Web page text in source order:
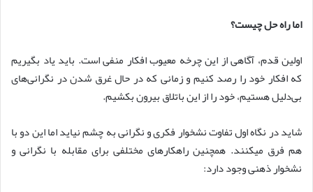
اما راه حل چیست؟
اولین قدم، آگاهی از این چرخه معیوب افکار منفی است. باید یاد بگیریم
که افکار خود را رصد کنیم و زمانی که در حال غرق شدن در نگرانی‌های
بی‌دلیل هستیم، خود را از این باتلاق بیرون بکشیم.
شاید در نگاه اول تفاوت نشخوار فکری و نگرانی به چشم نیاید اما این دو با
هم فرق میکنند. همچنین راهکارهای مختلفی برای مقابله با نگرانی و
نشخوار ذهنی وجود دارد: